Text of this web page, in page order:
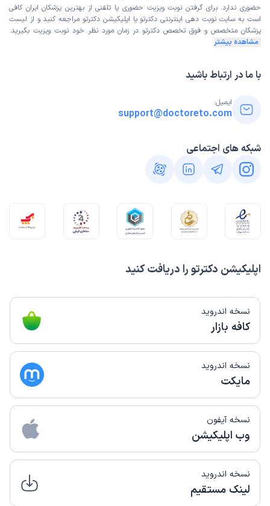
اپلیکیشن دکترتو را دریافت کنید
نسخه اندروید
کافه بازار
نسخه اندروید
مایکت
نسخه آیفون
وب اپلیکیشن
نسخه اندروید
لینک مستقیم
حضوری ندارد. برای گرفتن نوبت ویزیت حضوری یا تلفنی از بهترین پزشکان ایران کافی
است به سایت نوبت دهی اینترنتی دکترتو یا اپلیکیشن دکترتو مراجعه کنید و از لیست
پزشکان متخصص و فوق تخصص دکترتو در زمان مورد نظر خود نوبت ویزیت بگیرید.
مشاهده بیشتر
با ما در ارتباط باشید
ایمیل:
support@doctoreto.com
شبکه های اجتماعی